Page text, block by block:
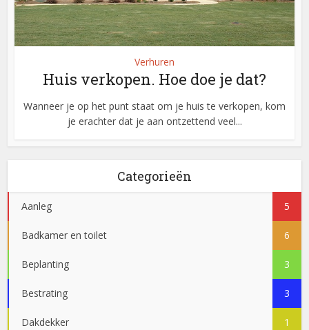
Verhuren
Huis verkopen. Hoe doe je dat?
Wanneer je op het punt staat om je huis te verkopen, kom
je erachter dat je aan ontzettend veel...
Categorieën
Aanleg 5
Badkamer en toilet 6
Beplanting 3
Bestrating 3
Dakdekker 1